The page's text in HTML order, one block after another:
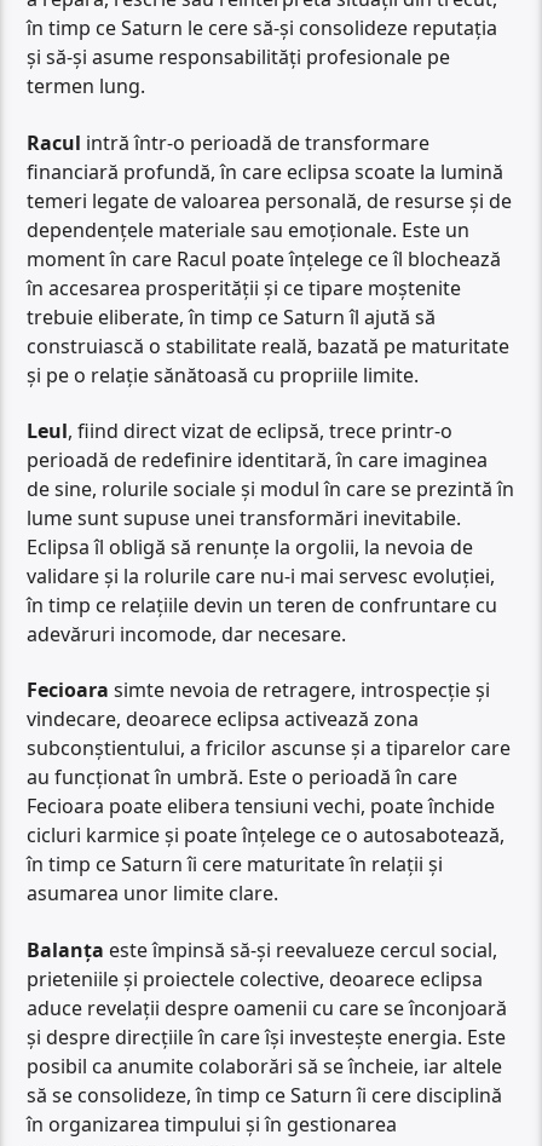
în timp ce Saturn le cere să-și consolideze reputația
și să-și asume responsabilități profesionale pe
termen lung.
Racul intră într-o perioadă de transformare
financiară profundă, în care eclipsa scoate la lumină
temeri legate de valoarea personală, de resurse și de
dependențele materiale sau emoționale. Este un
moment în care Racul poate înțelege ce îl blochează
în accesarea prosperității și ce tipare moștenite
trebuie eliberate, în timp ce Saturn îl ajută să
construiască o stabilitate reală, bazată pe maturitate
și pe o relație sănătoasă cu propriile limite.
Leul, fiind direct vizat de eclipsă, trece printr-o
perioadă de redefinire identitară, în care imaginea
de sine, rolurile sociale și modul în care se prezintă în
lume sunt supuse unei transformări inevitabile.
Eclipsa îl obligă să renunțe la orgolii, la nevoia de
validare și la rolurile care nu-i mai servesc evoluției,
în timp ce relațiile devin un teren de confruntare cu
adevăruri incomode, dar necesare.
Fecioara simte nevoia de retragere, introspecție și
vindecare, deoarece eclipsa activează zona
subconștientului, a fricilor ascunse și a tiparelor care
au funcționat în umbră. Este o perioadă în care
Fecioara poate elibera tensiuni vechi, poate închide
cicluri karmice și poate înțelege ce o autosabotează,
în timp ce Saturn îi cere maturitate în relații și
asumarea unor limite clare.
Balanța este împinsă să-și reevalueze cercul social,
prieteniile și proiectele colective, deoarece eclipsa
aduce revelații despre oamenii cu care se înconjoară
și despre direcțiile în care își investește energia. Este
posibil ca anumite colaborări să se încheie, iar altele
să se consolideze, în timp ce Saturn îi cere disciplină
în organizarea timpului și în gestionarea